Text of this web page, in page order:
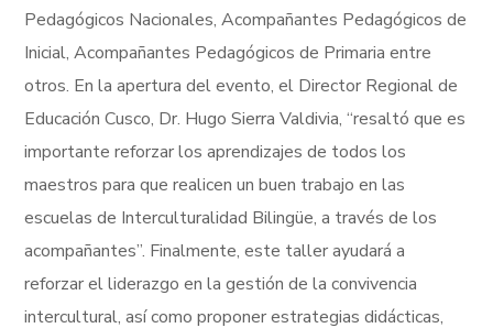
Pedagógicos Nacionales, Acompañantes Pedagógicos de
Inicial, Acompañantes Pedagógicos de Primaria entre
otros. En la apertura del evento, el Director Regional de
Educación Cusco, Dr. Hugo Sierra Valdivia, “resaltó que es
importante reforzar los aprendizajes de todos los
maestros para que realicen un buen trabajo en las
escuelas de Interculturalidad Bilingüe, a través de los
acompañantes”. Finalmente, este taller ayudará a
reforzar el liderazgo en la gestión de la convivencia
intercultural, así como proponer estrategias didácticas,